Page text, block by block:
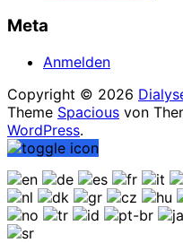
Meta
Anmelden
Copyright © 2026
Theme Spacious von
WordPress.